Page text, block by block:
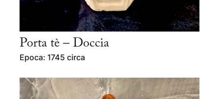
Porta tè – Doccia
Epoca: 1745 circa